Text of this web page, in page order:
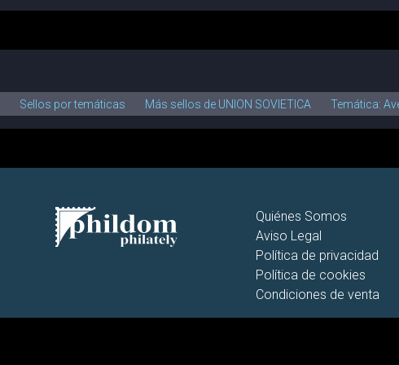
Sellos por temáticas Más sellos de UNION SOVIETICA Temática:
Quiénes Somos
Aviso Legal
Política de privacidad
Política de cookies
Condiciones de venta